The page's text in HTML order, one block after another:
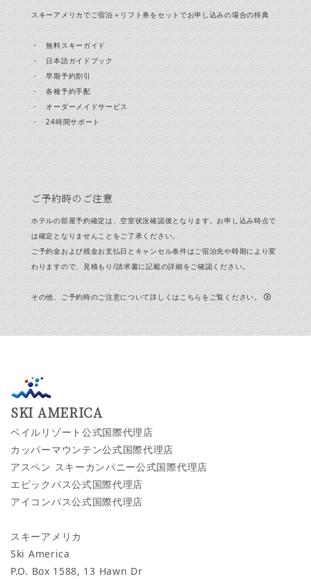
スキーアメリカでご宿泊＋リフト券をセットでお申し込みの場合の特典
・ 無料スキーガイド
・ 日本語ガイドブック
・ 早期予約割引
・ 各種予約手配
・ オーダーメイドサービス
・ 24時間サポート
ご予約時のご注意
ホテルの部屋予約確定は、空室状況確認後となります。お申し込み時点で
は確定となりませんことをご了承ください。
ご予約金および残金お支払日とキャンセル条件はご宿泊先や時期により変
わりますので、見積もり/請求書に記載の詳細をご確認ください。
その他、ご予約時のご注意について詳しくはこちらをご覧ください。
SKI AMERICA
ベイルリゾート公式国際代理店
カッパーマウンテン公式国際代理店
アスペン スキーカンパニー公式国際代理店
エピックパス公式国際代理店
アイコンパス公式国際代理店
スキーアメリカ
Ski America
P.O. Box 1588, 13 Hawn Dr